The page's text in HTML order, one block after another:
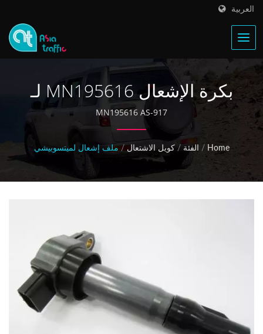
العربية
بكرة الإشعال MN195616 لـ
Mitsubishi Lancer
MN195616 AS-917
Home
/ الفئة / كويل الاشتعال / ملف إشعال لميتسوبيشي